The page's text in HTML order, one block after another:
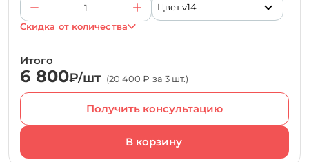
Цвет v14
Скидка от количества
Итого
6 800₽/шт (20 400 ₽ за 3 шт.)
Получить консультацию